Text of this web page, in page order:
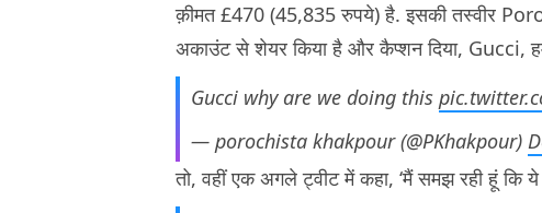
क़ीमत £470 (45,835 रुपये) है. इसकी तस्वीर
अकाउंट से शेयर किया है और कैप्शन दिया, Gucci,
Gucci why are we doing this
— porochista khakpour (@PKhakpour)
तो, वहीं एक अगले ट्वीट में कहा, ‘मैं समझ रही हूं कि ये